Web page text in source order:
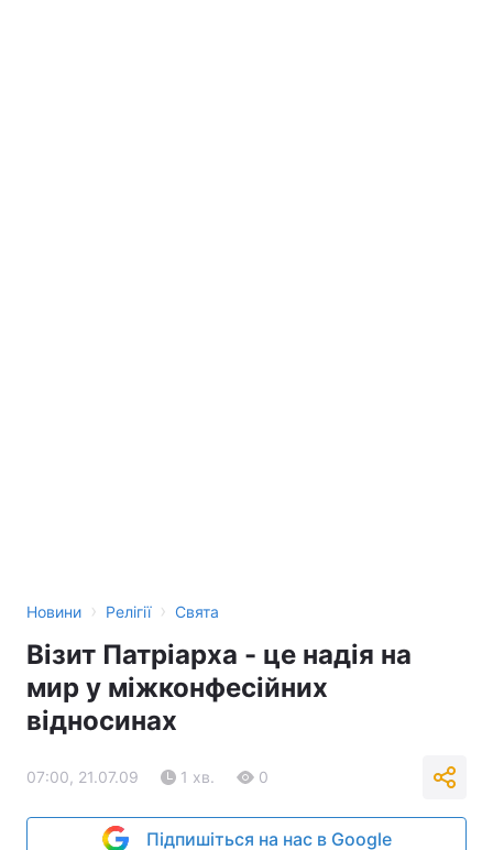
Новини › Релігії › Свята
Візит Патріарха - це надія на
мир у міжконфесійних
відносинах
07:00, 21.07.09 1 хв. 0
Підпишіться на нас в Google